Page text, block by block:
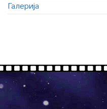
Галерија